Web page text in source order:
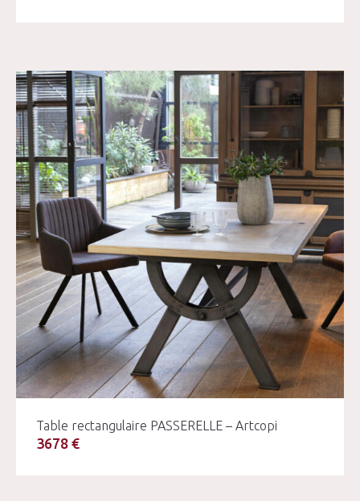
Table rectangulaire PASSERELLE – Artcopi
3678 €